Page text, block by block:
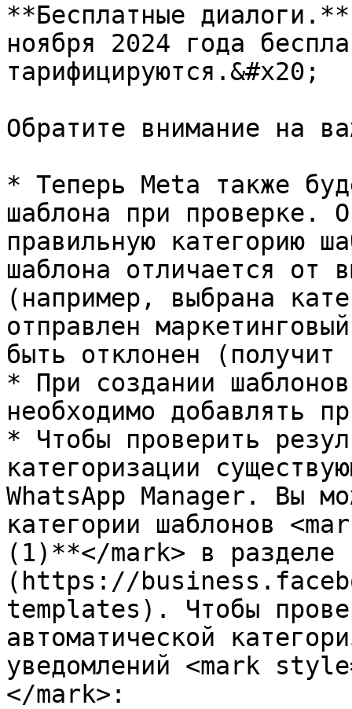
**Бесплатные
ноября 2024 года
тарифицируются.&#x20;
Обратите внимание на
* Теперь Meta также
шаблона при проверке.
правильную категорию
шаблона отличается от
(например, выбрана
отправлен
быть отклонен
* При создании
необходимо добавлять
* Чтобы проверить
категоризации
WhatsApp Manager. Вы
категории шаблонов
(1)**</mark> в разделе
(https://
templates). Чтобы
автоматической
уведомлений <mark
</mark>: